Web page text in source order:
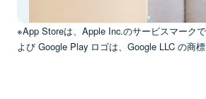
※App Storeは、Apple Inc.のサービスマーク
よび Google Play ロゴは、Google LLC の商標